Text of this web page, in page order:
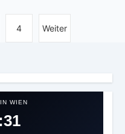
4 Weiter
WIEN